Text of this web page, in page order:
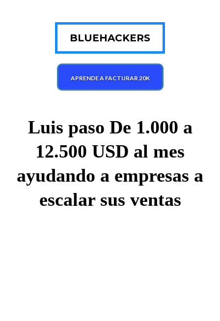
BLUEHACKERS
APRENDE A FACTURAR 20K
Luis paso De 1.000 a
12.500 USD al mes
ayudando a empresas a
escalar sus ventas